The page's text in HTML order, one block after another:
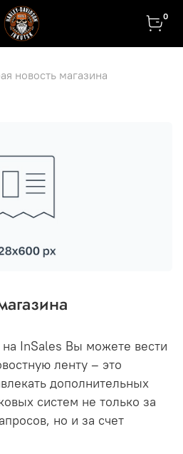
0
новость магазина
InSales Вы можете вести
ленту – это
дополнительных
систем не только за
но и за счет